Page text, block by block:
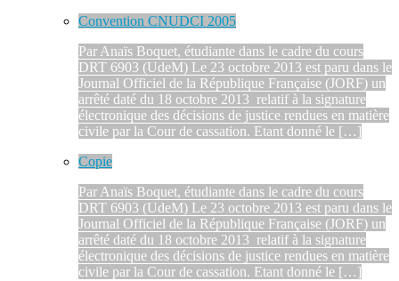
Convention CNUDCI 2005
Par Anaïs Boquet, étudiante dans le cadre du cours
DRT 6903 (UdeM) Le 23 octobre 2013 est paru dans le
Journal Officiel de la République Française (JORF) un
arrêté daté du 18 octobre 2013 relatif à la signature
électronique des décisions de justice rendues en matière
civile par la Cour de cassation. Etant donné le […]
Copie
Par Anaïs Boquet, étudiante dans le cadre du cours
DRT 6903 (UdeM) Le 23 octobre 2013 est paru dans le
Journal Officiel de la République Française (JORF) un
arrêté daté du 18 octobre 2013 relatif à la signature
électronique des décisions de justice rendues en matière
civile par la Cour de cassation. Etant donné le […]